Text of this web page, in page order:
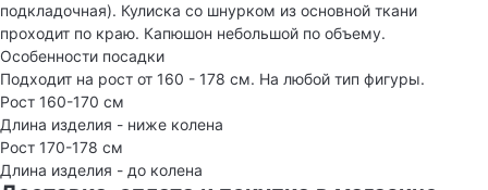
подкладочная). Кулиска со шнурком из основной ткани
проходит по краю. Капюшон небольшой по объему.
Особенности посадки
Подходит на рост от 160 - 178 см. На любой тип фигуры.
Рост 160-170 см
Длина изделия - ниже колена
Рост 170-178 см
Длина изделия - до колена